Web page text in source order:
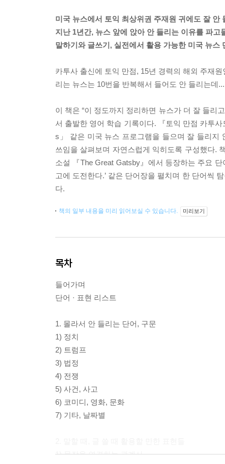
미국 뉴스에서 토익 최상위권 주재원 귀에도 잘 안
지난 1년간, 뉴스 앞에 앉아 안 들리는 이유를 파고
말하기와 글쓰기, 실전에서 활용 가능한 미국 뉴스
카투사 출신에 토익 만점, 15년 경력의 해외 주재
리는 뉴스는 10번을 반복해서 들어도 안 들리는데
이 책은 “이 정도까지 정리하면 뉴스가 더 잘 들리
서 출발한 영어 학습 기록이다. 『토익 만점 카투
s」 같은 미국 뉴스 프로그램을 들으며 잘 들리지
쓰임을 살펴보며 자연스럽게 익히도록 구성했다.
소설 『The Great Gatsby』에서 등장하는 주요
고에 도전한다.’ 같은 단어장을 펼치며 한 단어씩
다.
책의 일부 내용을 미리 읽어보실 수 있습니다. 미리보기
목차
들어가며
단어 · 표현 리스트
1. 몰라서 안 들리는 단어, 구문
1) 정치
2) 트럼프
3) 법정
4) 전쟁
5) 사건, 사고
6) 코미디, 영화, 문화
7) 기타, 날짜별
1) 문장을 연결하는 관계사